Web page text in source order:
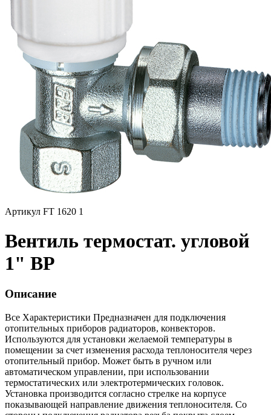
Артикул FT 1620 1
Вентиль термостат. угловой
1" ВР
Описание
Все Характеристики Предназначен для подключения
отопительных приборов радиаторов, конвекторов.
Используются для установки желаемой температуры в
помещении за счет изменения расхода теплоносителя через
отопительный прибор. Может быть в ручном или
автоматическом управлении, при использовании
термостатических или электротермических головок.
Установка производится согласно стрелке на корпусе
показывающей направление движения теплоносителя. Со